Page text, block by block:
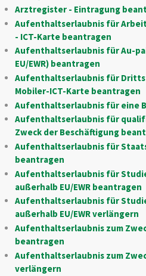
Arztregister - Eintragung
Aufenthaltserlaubnis für
- ICT-Karte beantragen
Aufenthaltserlaubnis für Au-
EU/EWR) beantragen
Aufenthaltserlaubnis für
Mobiler-ICT-Karte beantragen
Aufenthaltserlaubnis für eine
Aufenthaltserlaubnis für
Zweck der Beschäftigung
Aufenthaltserlaubnis für
beantragen
Aufenthaltserlaubnis für
außerhalb EU/EWR beantragen
Aufenthaltserlaubnis für
außerhalb EU/EWR verlängern
Aufenthaltserlaubnis zum
beantragen
Aufenthaltserlaubnis zum
verlängern